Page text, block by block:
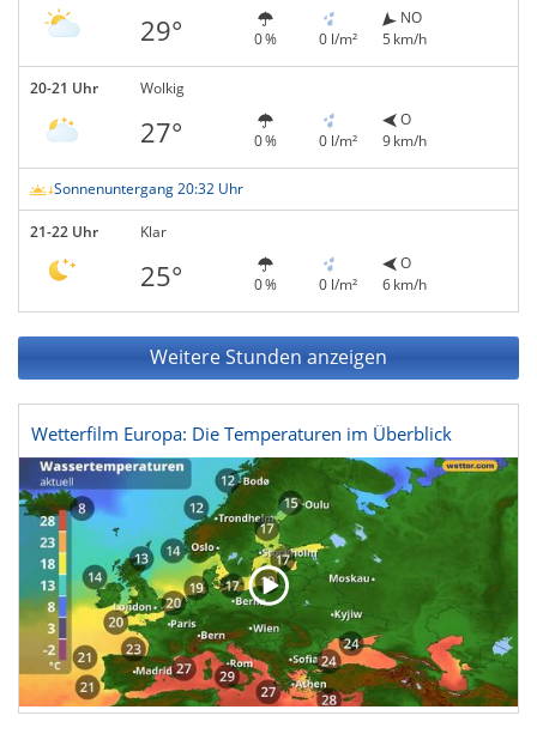
29° 0 % 0 l/m²
NO
5 km/h
20-21 Uhr Wolkig
27° 0 % 0 l/m²
O
9 km/h
Sonnenuntergang 20:32 Uhr
21-22 Uhr Klar
25° 0 % 0 l/m²
O
6 km/h
Weitere Stunden anzeigen
Wetterfilm Europa: Die Temperaturen im Überblick